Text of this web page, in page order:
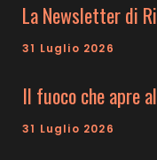
La Newsletter di
31 Luglio 2026
Il fuoco che apre
31 Luglio 2026